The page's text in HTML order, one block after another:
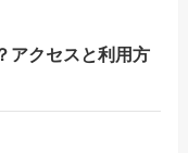
アクセスと利用方